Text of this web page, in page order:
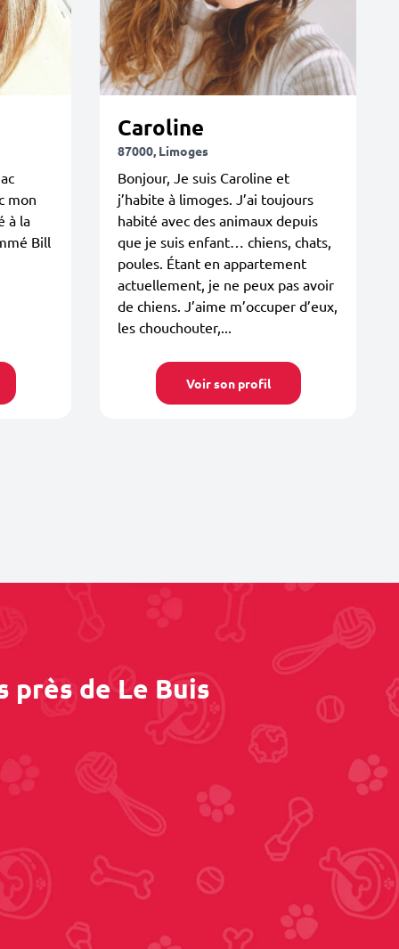
mon
à la
Bill
Caroline
87000, Limoges
Bonjour, Je suis Caroline et
j’habite à limoges. J’ai toujours
habité avec des animaux depuis
que je suis enfant… chiens, chats,
poules. Étant en appartement
actuellement, je ne peux pas avoir
de chiens. J’aime m’occuper d’eux,
les chouchouter,...
Voir son profil
près de Le Buis